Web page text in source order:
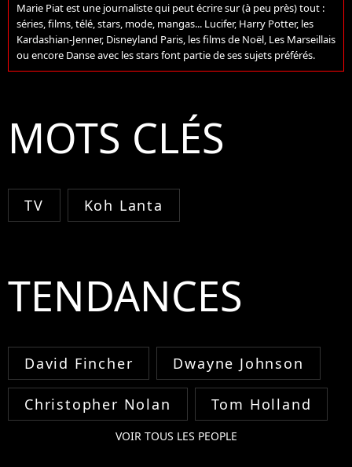
Marie Piat est une journaliste qui peut écrire sur (à peu près) tout :
séries, films, télé, stars, mode, mangas... Lucifer, Harry Potter, les
Kardashian-Jenner, Disneyland Paris, les films de Noël, Les Marseillais
ou encore Danse avec les stars font partie de ses sujets préférés.
MOTS CLÉS
TV Koh Lanta
TENDANCES
David Fincher Dwayne Johnson
Christopher Nolan Tom Holland
VOIR TOUS LES PEOPLE